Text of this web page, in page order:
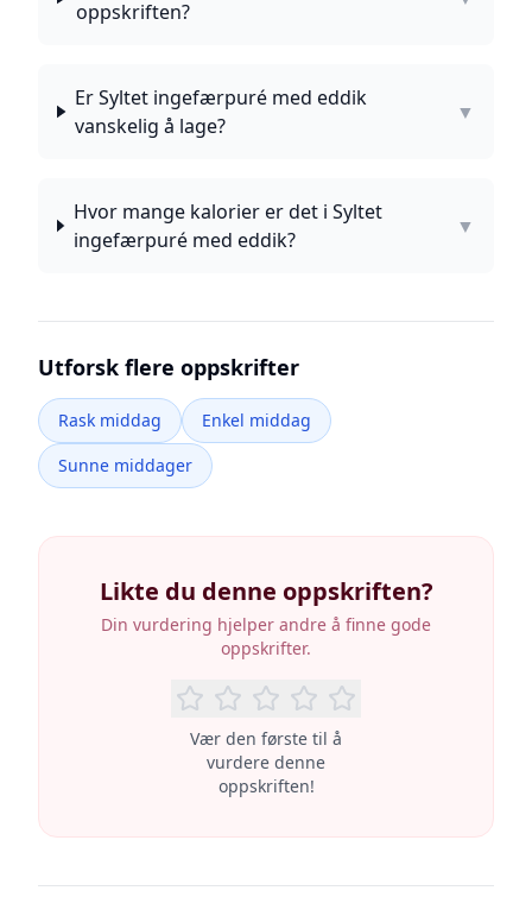
oppskriften?
Er Syltet ingefærpuré med eddik
vanskelig å lage?
▼
Hvor mange kalorier er det i Syltet
ingefærpuré med eddik?
▼
Utforsk flere oppskrifter
Rask middag
Enkel middag
Sunne middager
Likte du denne oppskriften?
Din vurdering hjelper andre å finne gode
oppskrifter.
Vær den første til å
vurdere denne
oppskriften!